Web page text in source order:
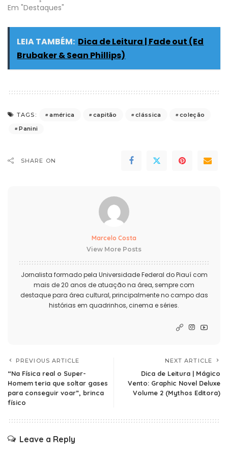
Em "Destaques"
LEIA TAMBÉM: Dica de Leitura | Fade out (Ed
Brubaker & Sean Phillips)
TAGS: américa capitão clássica
coleção
Panini
SHARE ON
Marcelo Costa
View More Posts
Jornalista formado pela Universidade Federal do Piauí com
mais de 20 anos de atuação na área, sempre com
destaque para área cultural, principalmente no campo das
histórias em quadrinhos, cinema e séries.
PREVIOUS ARTICLE
“Na Física real o Super-
Homem teria que soltar gases
para conseguir voar”, brinca
físico
NEXT ARTICLE
Dica de Leitura | Mágico
Vento: Graphic Novel Deluxe
Volume 2 (Mythos Editora)
Leave a Reply